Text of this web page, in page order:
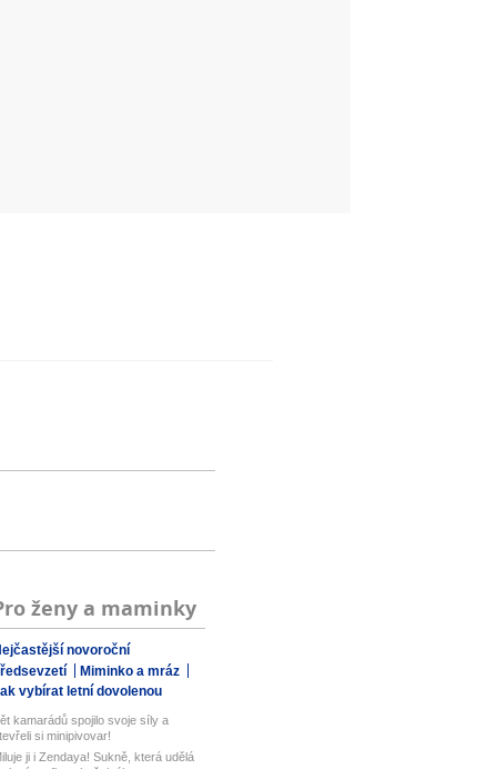
ženy a maminky
novoroční
Miminko a mráz
vybírat letní dovolenou
kamarádů spojilo svoje síly a
si minipivovar!
ji i Zendaya! Sukně, která udělá